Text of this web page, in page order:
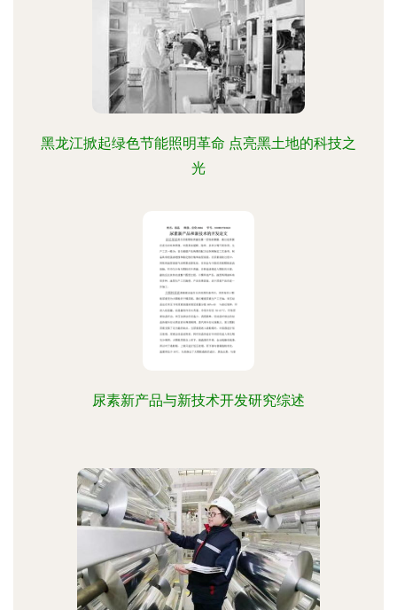
黑龙江掀起绿色节能照明革命 点亮黑土地的科技之
光
尿素新产品与新技术开发研究综述